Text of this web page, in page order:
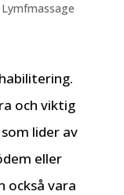
Lymfmassage
och viktig
lider av
eller
också vara